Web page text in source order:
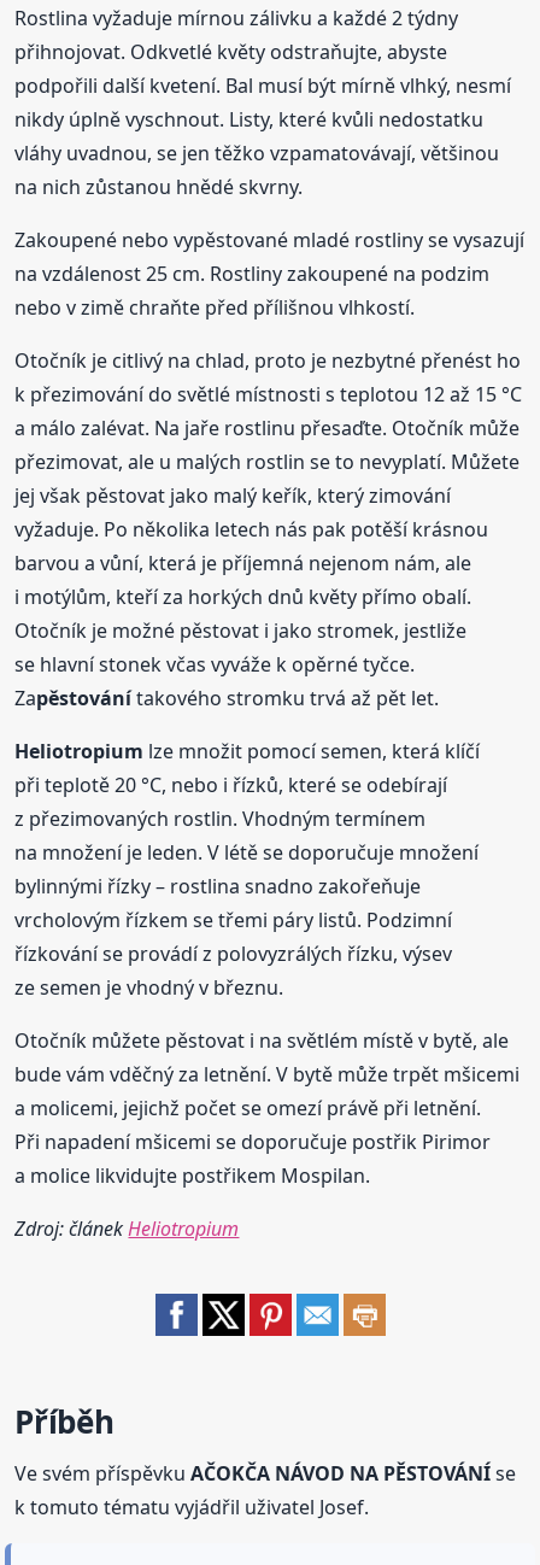
Rostlina vyžaduje mírnou zálivku a každé 2 týdny
přihnojovat. Odkvetlé květy odstraňujte, abyste
podpořili další kvetení. Bal musí být mírně vlhký, nesmí
nikdy úplně vyschnout. Listy, které kvůli nedostatku
vláhy uvadnou, se jen těžko vzpamatovávají, většinou
na nich zůstanou hnědé skvrny.
Zakoupené nebo vypěstované mladé rostliny se vysazují
na vzdálenost 25 cm. Rostliny zakoupené na podzim
nebo v zimě chraňte před přílišnou vlhkostí.
Otočník je citlivý na chlad, proto je nezbytné přenést ho
k přezimování do světlé místnosti s teplotou 12 až 15 °C
a málo zalévat. Na jaře rostlinu přesaďte. Otočník může
přezimovat, ale u malých rostlin se to nevyplatí. Můžete
jej však pěstovat jako malý keřík, který zimování
vyžaduje. Po několika letech nás pak potěší krásnou
barvou a vůní, která je příjemná nejenom nám, ale
i motýlům, kteří za horkých dnů květy přímo obalí.
Otočník je možné pěstovat i jako stromek, jestliže
se hlavní stonek včas vyváže k opěrné tyčce.
Zapěstovánítakového stromku trvá až pět let.
Heliotropium lze množit pomocí semen, která klíčí
při teplotě 20 °C, nebo i řízků, které se odebírají
z přezimovaných rostlin. Vhodným termínem
na množení je leden. V létě se doporučuje množení
bylinnými řízky – rostlina snadno zakořeňuje
vrcholovým řízkem se třemi páry listů. Podzimní
řízkování se provádí z polovyzrálých řízku, výsev
ze semen je vhodný v březnu.
Otočník můžete pěstovat i na světlém místě v bytě, ale
bude vám vděčný za letnění. V bytě může trpět mšicemi
a molicemi, jejichž počet se omezí právě při letnění.
Při napadení mšicemi se doporučuje postřik Pirimor
a molice likvidujte postřikem Mospilan.
Zdroj: článekHeliotropium
Příběh
Ve svém příspěvkuAČOKČA NÁVOD NA PĚSTOVÁNÍse
k tomuto tématu vyjádřil uživatel Josef.